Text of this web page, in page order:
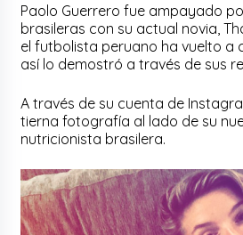
Paolo Guerrero fue ampayado
brasileras con su actual novia,
el futbolista peruano ha vuelto a
así lo demostró a través de sus
A través de su cuenta de
tierna fotografía al lado de su
nutricionista brasilera.